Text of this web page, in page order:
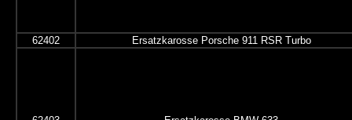
62402 Ersatzkarosse Porsche 911 RSR Turbo